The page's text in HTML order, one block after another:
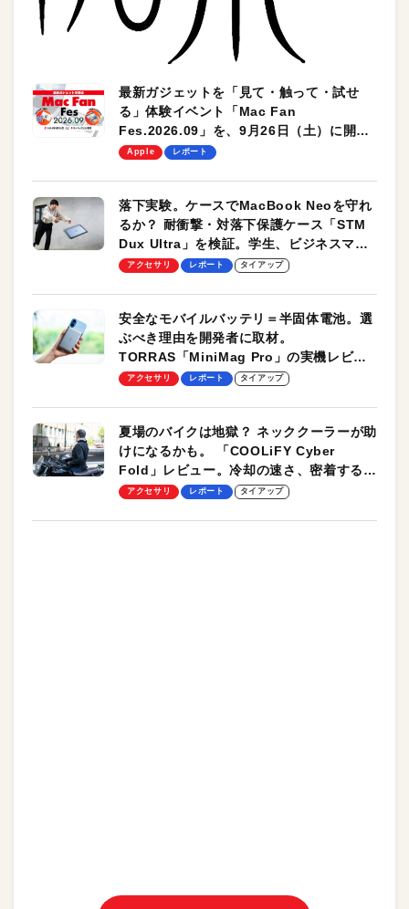
最新ガジェットを「見て・触って・試せ
る」体験イベント「Mac Fan
Fes.2026.09」を、9月26日（土）に開催
します！
Apple レポート
落下実験。ケースでMacBook Neoを守れ
るか？ 耐衝撃・対落下保護ケース「STM
Dux Ultra」を検証。学生、ビジネスマン
のモバイルユースに最適！
アクセサリ レポート タイアップ
安全なモバイルバッテリ＝半固体電池。選
ぶべき理由を開発者に取材。
TORRAS「MiniMag Pro」の実機レビュ
ーも
アクセサリ レポート タイアップ
夏場のバイクは地獄？ ネッククーラーが助
けになるかも。 「COOLiFY Cyber
Fold」レビュー。冷却の速さ、密着する冷
却プレート、シンプルな操作性がグッド！
アクセサリ レポート タイアップ